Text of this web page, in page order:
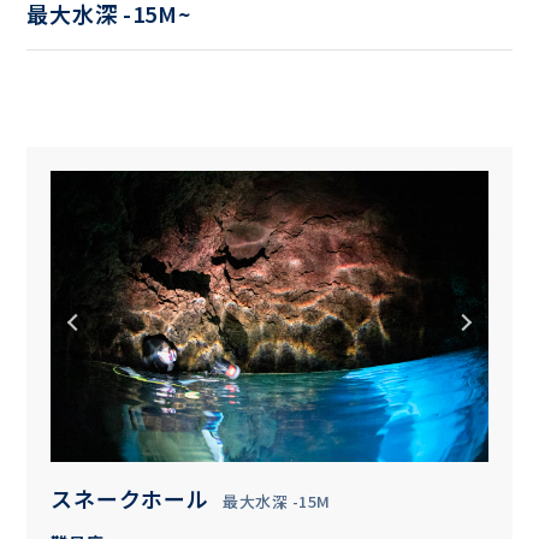
最大水深 -15M~
スネークホール 最大水深 -15M